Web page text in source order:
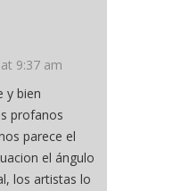
9:37 am
y bien
profanos
parece el
el ángulo
los artistas lo